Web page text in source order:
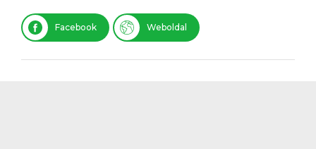
Facebook Weboldal